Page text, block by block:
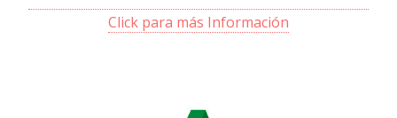
Click para más Información